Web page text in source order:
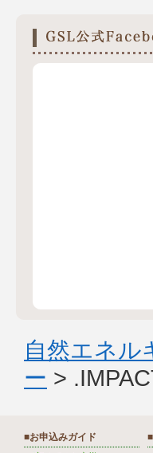
自然エネル
ー >
■お申込みガイド